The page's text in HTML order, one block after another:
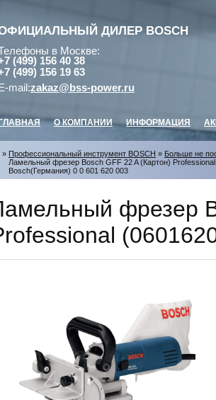
ДИЛЕР BOSCH
в Москве:
(499) 156 40 38
(499) 156 19 63
E-mail:zakaz@bss-power.ru
ГЛАВНАЯ О КОМПАНИИ ИНФОРМАЦИЯ
» Профессиональный инструмент BOSCH » Больше не
Ламельный фрезер Bosch GFF 22 A (Картон)
Bosch(Германия) 0 0 601 620 003
фрезер